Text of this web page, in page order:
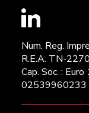
Num. Reg.
R.E.A. TN-
Cap. Soc. :
02539960233